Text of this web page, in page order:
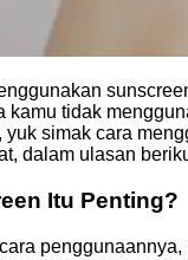
kamu tidak
yuk simak cara
dalam ulasan
Itu Penting?
penggunaannya,